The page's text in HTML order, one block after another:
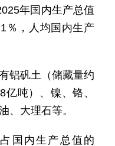
年国内生产总值
％，人均国内生产
铝矾土（储藏量约
吨）、镍、铬、
、大理石等。
国内生产总值的